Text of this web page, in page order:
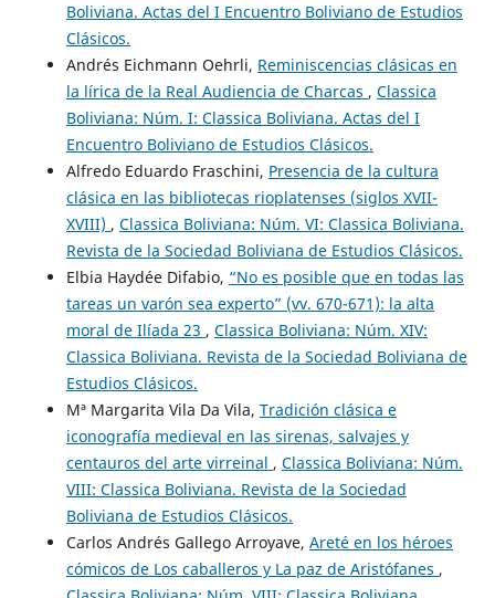
Boliviana. Actas del I Encuentro Boliviano de Estudios
Clásicos.
Andrés Eichmann Oehrli, Reminiscencias clásicas en
la lírica de la Real Audiencia de Charcas , Classica
Boliviana: Núm. I: Classica Boliviana. Actas del I
Encuentro Boliviano de Estudios Clásicos.
Alfredo Eduardo Fraschini, Presencia de la cultura
clásica en las bibliotecas rioplatenses (siglos XVII-
XVIII) , Classica Boliviana: Núm. VI: Classica Boliviana.
Revista de la Sociedad Boliviana de Estudios Clásicos.
Elbia Haydée Difabio, “No es posible que en todas las
tareas un varón sea experto” (vv. 670-671): la alta
moral de Ilíada 23 , Classica Boliviana: Núm. XIV:
Classica Boliviana. Revista de la Sociedad Boliviana de
Estudios Clásicos.
Mª Margarita Vila Da Vila, Tradición clásica e
iconografía medieval en las sirenas, salvajes y
centauros del arte virreinal , Classica Boliviana: Núm.
VIII: Classica Boliviana. Revista de la Sociedad
Boliviana de Estudios Clásicos.
Carlos Andrés Gallego Arroyave, Areté en los héroes
cómicos de Los caballeros y La paz de Aristófanes ,